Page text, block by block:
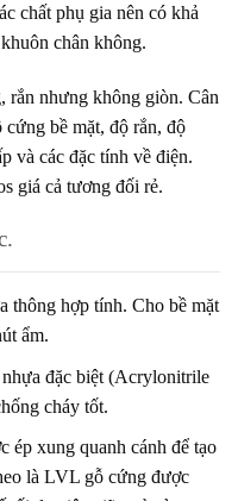
chất phụ gia nên có khả
chân không.
nhưng không giòn. Cân
bề mặt, độ rắn, độ
và các đặc tính về điện.
giá cả tương đối rẻ.
thông hợp tính. Cho bề mặt
ẩm.
đặc biệt (Acrylonitrile
cháy tốt.
ép xung quanh cánh để tạo
là LVL gỗ cứng được